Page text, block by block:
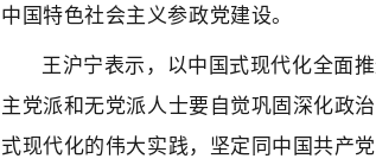
中国特色社会主义参政党建设。
王沪宁表示，以中国式现代化全面
主党派和无党派人士要自觉巩固深化政
式现代化的伟大实践，坚定同中国共产